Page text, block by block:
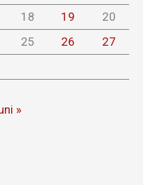
18 19
20
25 26
27
»